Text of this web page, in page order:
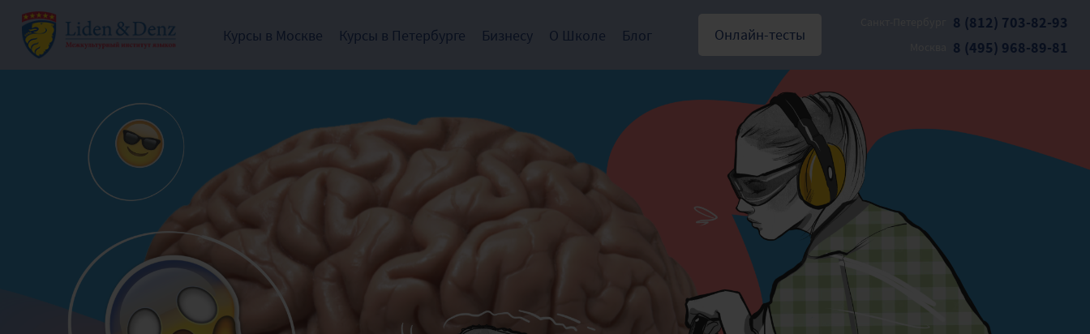
Курсы в Москве Курсы в Петербурге Бизнесу О Школе Блог Онлайн-тесты
8 (812) 703-82-93
8 (495) 968-89-81